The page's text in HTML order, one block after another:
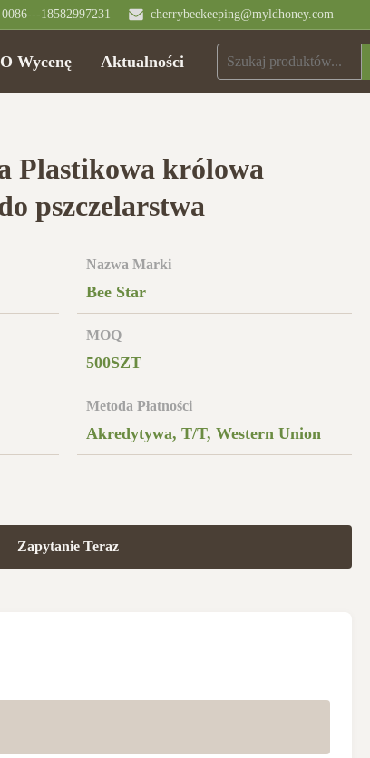
0086---18582997231 cherrybeekeeping@myldhoney.com
Wycenę Aktualności
Plastikowa królowa
pszczelarstwa
Nazwa Marki
Bee Star
MOQ
500SZT
Metoda Płatności
Akredytywa, T/T, Western Union
Zapytanie Teraz